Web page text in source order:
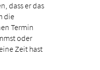
dass er das
die
Termin
oder
Zeit hast